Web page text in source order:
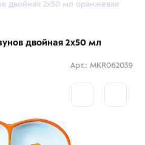
двойная 2х50 мл оранжевая
двойная 2х50 мл
Арт.: MKR062039